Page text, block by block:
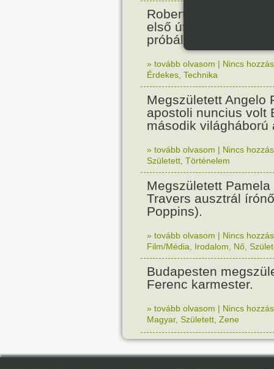
Robert Fulton
első útját. Párizsban
próbálták ki.
» tovább olvasom | Nincs
Érdekes Technika
Megszületett Angelo
apostoli nuncius volt
második világháború
» tovább olvasom | Nincs
Született Történelem
Megszületett Pamela
Travers ausztrál
Poppins).
» tovább olvasom | Nincs
Film/Média
Irodalom Nő
Budapesten
Ferenc karmester.
» tovább olvasom | Nincs
Magyar, Született Zene